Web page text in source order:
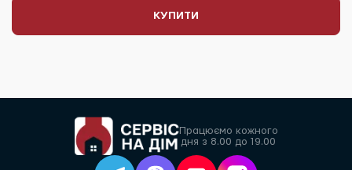
КУПИТИ
Працюємо кожного
дня з 8.00 до 19.00